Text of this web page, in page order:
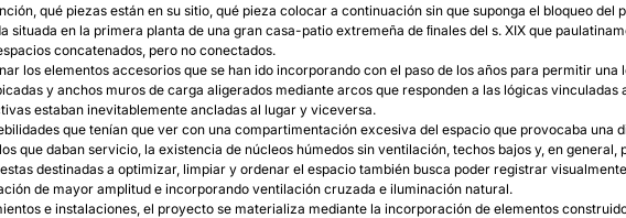
qué piezas están en su sitio, qué pieza colocar a continuación sin que suponga el bloqueo del
situada en la primera planta de una gran casa-patio extremeña de ﬁnales del s. XIX que
concatenados, pero no conectados.
los elementos accesorios que se han ido incorporando con el paso de los años para permitir
y anchos muros de carga aligerados mediante arcos que responden a las lógicas
estaban inevitablemente ancladas al lugar y viceversa.
que tenían que ver con una compartimentación excesiva del espacio que provocaba una
que daban servicio, la existencia de núcleos húmedos sin ventilación, techos bajos y, en general,
destinadas a optimizar, limpiar y ordenar el espacio también busca poder registrar
de mayor amplitud e incorporando ventilación cruzada e iluminación natural.
e instalaciones, el proyecto se materializa mediante la incorporación de elementos